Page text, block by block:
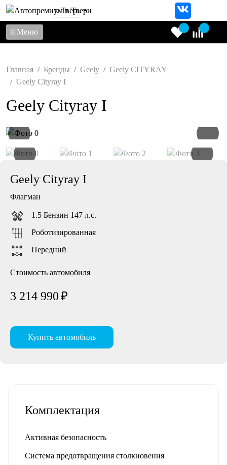
г. Тверь
Меню
Главная Бренды Geely
Geely CITYRAY
Geely Cityray I
Geely Cityray I
Geely Cityray I
Флагман
1.5 Бензин 147 л.с.
Роботизированная
Передний
Стоимость автомобиля
3 214 990₽
Купить автомобиль
Комплектация
Активная безопасность
Система предотвращения столкновения